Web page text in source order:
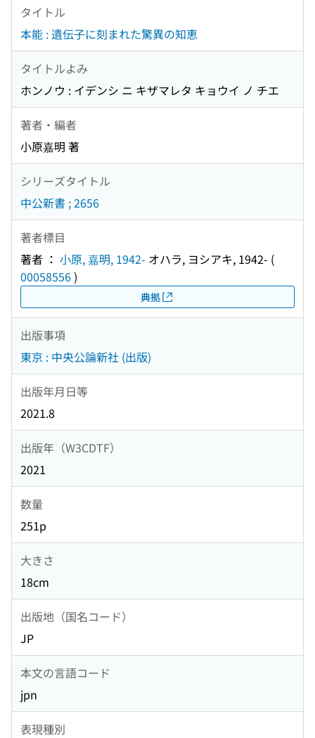
タイトル
本能 : 遺伝子に刻まれた驚異の知恵
タイトルよみ
ホンノウ : イデンシ ニ キザマレタ キョウイ ノ チエ
著者・編者
小原嘉明 著
シリーズタイトル
中公新書 ; 2656
著者標目
著者 ： 小原, 嘉明, 1942- オハラ, ヨシアキ, 1942- (
00058556)
典拠
出版事項
東京 : 中央公論新社 (出版)
出版年月日等
2021.8
出版年（W3CDTF）
2021
数量
251p
大きさ
18cm
出版地（国名コード）
JP
本文の言語コード
jpn
表現種別